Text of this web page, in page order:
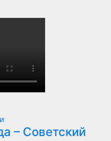
– Советский
коммунист
Титов на
совершил